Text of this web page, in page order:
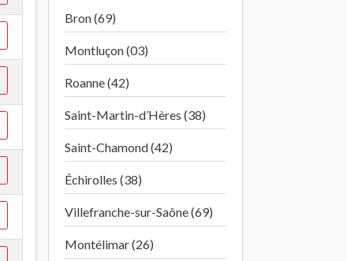
Bron (69)
Montluçon (03)
Roanne (42)
Saint-Martin-d’Hères (38)
Saint-Chamond (42)
Échirolles (38)
Villefranche-sur-Saône (69)
Montélimar (26)